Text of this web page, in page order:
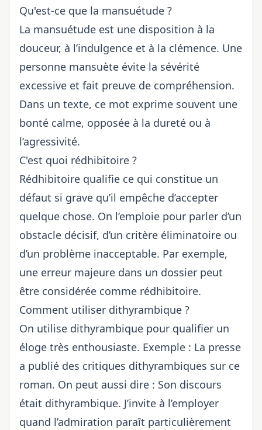
Qu'est-ce que la mansuétude ?
La mansuétude est une disposition à la
douceur, à l’indulgence et à la clémence. Une
personne mansuète évite la sévérité
excessive et fait preuve de compréhension.
Dans un texte, ce mot exprime souvent une
bonté calme, opposée à la dureté ou à
l’agressivité.
C'est quoi rédhibitoire ?
Rédhibitoire qualifie ce qui constitue un
défaut si grave qu’il empêche d’accepter
quelque chose. On l’emploie pour parler d’un
obstacle décisif, d’un critère éliminatoire ou
d’un problème inacceptable. Par exemple,
une erreur majeure dans un dossier peut
être considérée comme rédhibitoire.
Comment utiliser dithyrambique ?
On utilise dithyrambique pour qualifier un
éloge très enthousiaste. Exemple : La presse
a publié des critiques dithyrambiques sur ce
roman. On peut aussi dire : Son discours
était dithyrambique. J’invite à l’employer
quand l’admiration paraît particulièrement